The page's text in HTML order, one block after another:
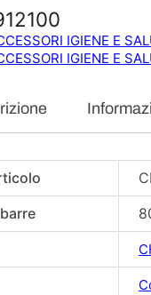
IGIENE E
IGIENE E